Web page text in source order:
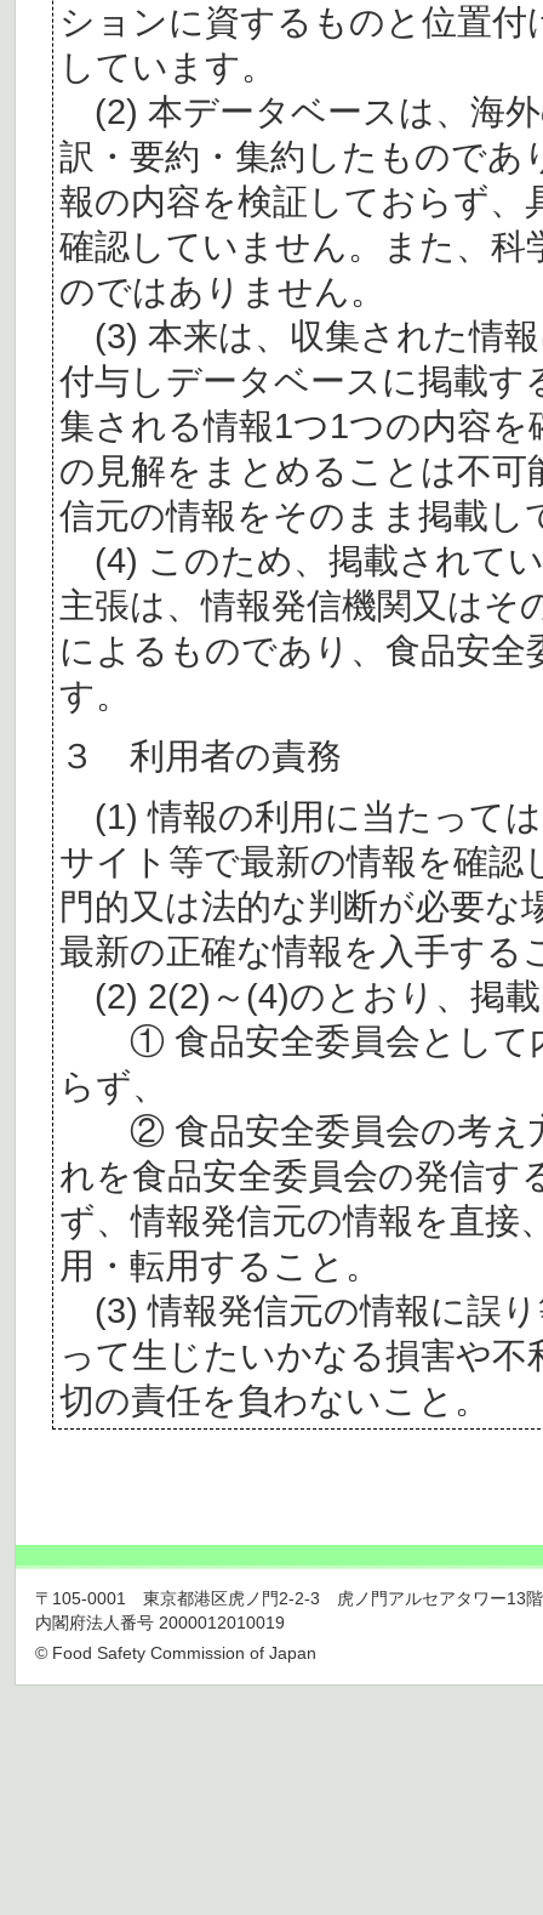
ションに資するものと位置
しています。
(2) 本データベースは、海
訳・要約・集約したものであ
報の内容を検証しておらず、
確認していません。また、
のではありません。
(3) 本来は、収集された情
付与しデータベースに掲載
集される情報1つ1つの内容
の見解をまとめることは不
信元の情報をそのまま掲載し
(4) このため、掲載されて
主張は、情報発信機関又はそ
によるものであり、食品安
す。
３ 利用者の責務
(1) 情報の利用に当たって
サイト等で最新の情報を確認
門的又は法的な判断が必要
最新の正確な情報を入手する
(2) 2(2)～(4)のとおり、掲
① 食品安全委員会として
らず、
② 食品安全委員会の考え
れを食品安全委員会の発信す
ず、情報発信元の情報を直接
用・転用すること。
(3) 情報発信元の情報に誤
って生じたいかなる損害や
切の責任を負わないこと。
〒105-0001 東京都港区虎ノ門2-2-3 虎ノ門アルセアタワー13
内閣府法人番号 2000012010019
© Food Safety Commission of Japan